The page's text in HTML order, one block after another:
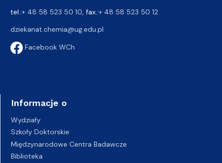
tel.:+ 48 58 523 50 10 , fax.:+ 48 58 523 50 12
dziekanat.chemia@ug.edu.pl
Facebook WCh
Informacje o
Wydziały
Szkoły Doktorskie
Międzynarodowe Centra Badawcze
Biblioteka